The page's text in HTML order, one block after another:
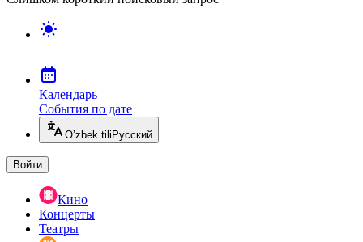
Календарь
События по дате
O’zbek tili Русский
Войти
Кино
Концерты
Театры